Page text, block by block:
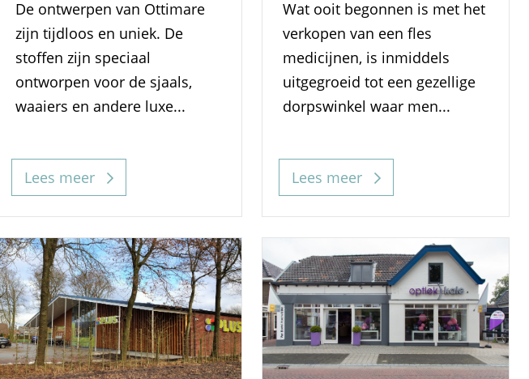
De ontwerpen van Ottimare
zijn tijdloos en uniek. De
stoffen zijn speciaal
ontworpen voor de sjaals,
waaiers en andere luxe...
Lees meer
Wat ooit begonnen is met het
verkopen van een fles
medicijnen, is inmiddels
uitgegroeid tot een gezellige
dorpswinkel waar men...
Lees meer